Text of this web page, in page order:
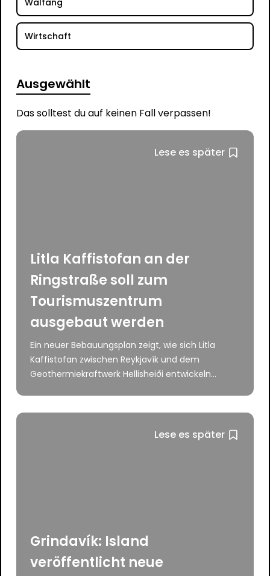
Wirtschaft
Ausgewählt
Das solltest du auf keinen Fall verpassen!
Lese es später
Litla Kaffistofan an der
Ringstraße soll zum
Tourismuszentrum
ausgebaut werden
Ein neuer Bebauungsplan zeigt, wie sich Litla
Kaffistofan zwischen Reykjavík und dem
Geothermiekraftwerk Hellisheiði entwickeln...
Lese es später
Grindavík: Island
veröffentlicht neue